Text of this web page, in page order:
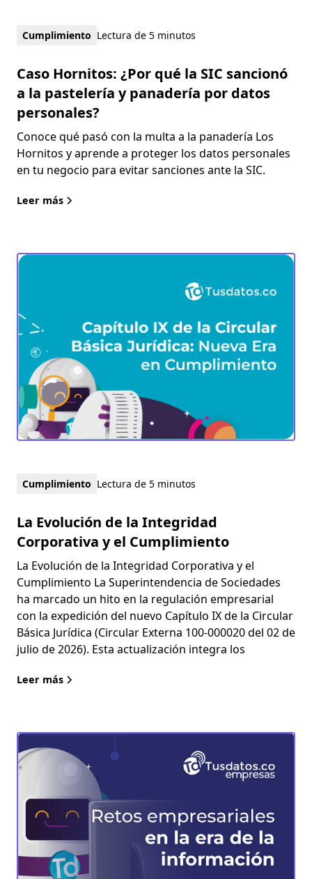
Cumplimiento Lectura de 5 minutos
Caso Hornitos: ¿Por qué la SIC sancionó
a la pastelería y panadería por datos
personales?
Conoce qué pasó con la multa a la panadería Los
Hornitos y aprende a proteger los datos personales
en tu negocio para evitar sanciones ante la SIC.
Leer más
Cumplimiento Lectura de 5 minutos
La Evolución de la Integridad
Corporativa y el Cumplimiento
La Evolución de la Integridad Corporativa y el
Cumplimiento La Superintendencia de Sociedades
ha marcado un hito en la regulación empresarial
con la expedición del nuevo Capítulo IX de la Circular
Básica Jurídica (Circular Externa 100-000020 del 02 de
julio de 2026). Esta actualización integra los
Leer más